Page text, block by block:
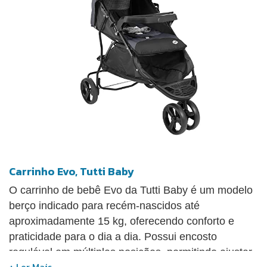
Materna Lounge e pode acoplar o ninho Pramette,
acessórios vendidos separadamente.
Carrinho Evo, Tutti Baby
O carrinho de bebê Evo da Tutti Baby é um modelo
berço indicado para recém-nascidos até
aproximadamente 15 kg, oferecendo conforto e
praticidade para o dia a dia. Possui encosto
regulável em múltiplas posições, permitindo ajustar